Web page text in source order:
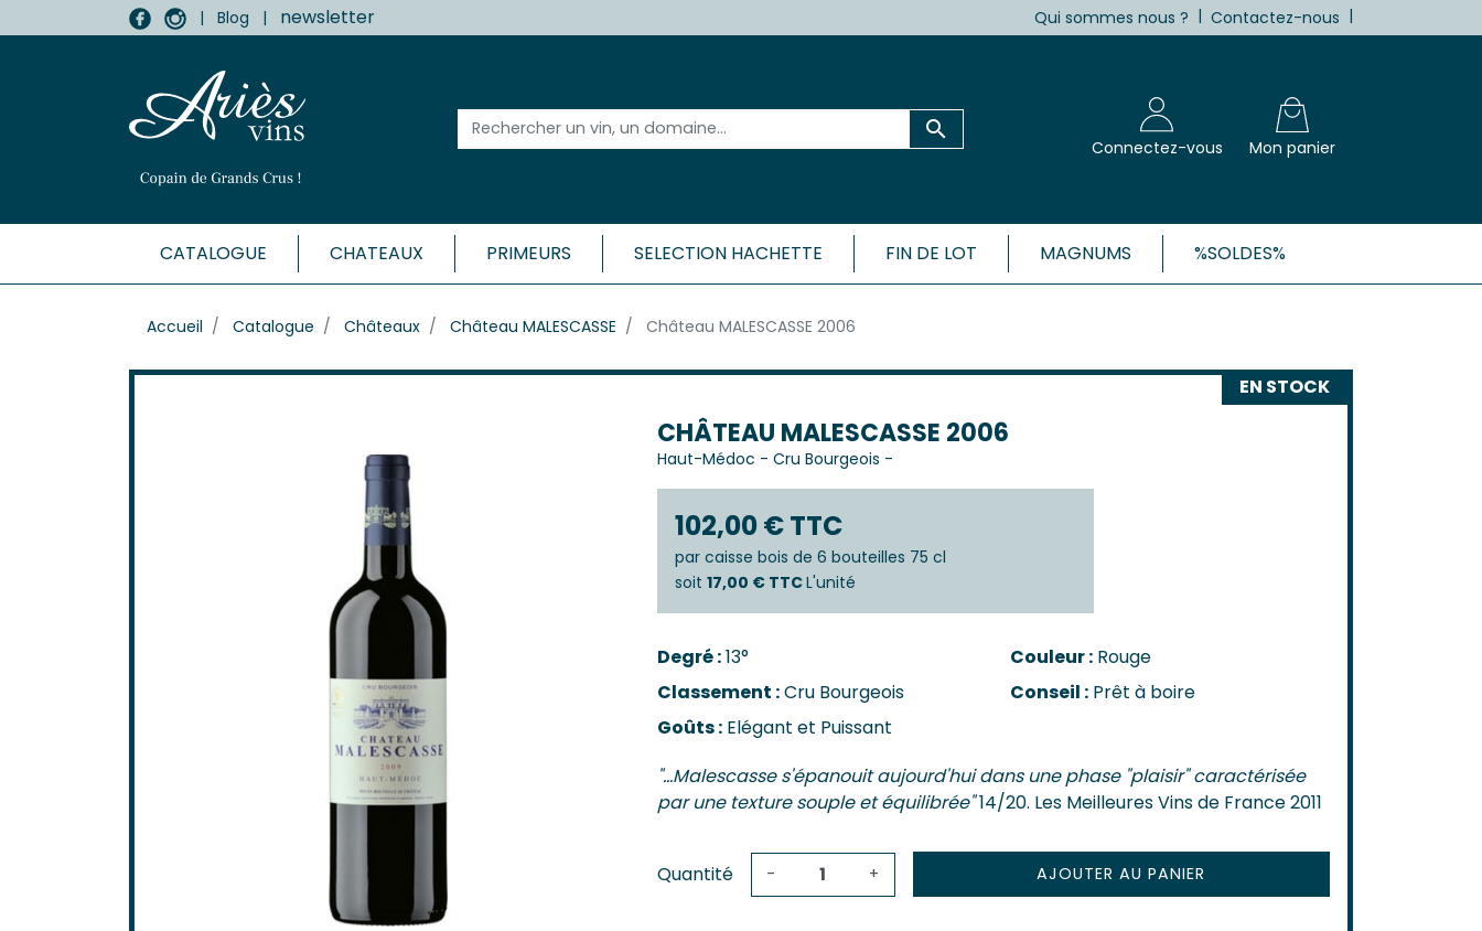
| Blog | newsletter |
Contactez-nous
|
Qui sommes nous ?

Connectez-vous Mon panier
CATALOGUE
Listrac-Médoc
GRAVES & PESSAC-LÉOGNAN
Graves
Pessac-Léognan
SAINT EMILION, POMEROL ET SATELLITES
Bordeaux Blanc
Bordeaux Rosé
Côtes-De-Bourg
Crémant de Bordeaux
Premières-Côtes-De-Bordeaux
SAUTERNAIS
Sauternes
CHATEAUX PRIMEURS SELECTION HACHETTE FIN DE LOT MAGNUMS %SOLDES%
Accueil Catalogue Châteaux Château MALESCASSE Château MALESCASSE 2006
EN STOCK
CHÂTEAU MALESCASSE 2006
Haut-Médoc - Cru Bourgeois -
102,00 € TTC
par caisse bois de 6 bouteilles 75 cl
soit 17,00 € TTCL'unité
Degré :13° Couleur : Rouge
Classement :Cru Bourgeois Conseil : Prêt à boire
Goûts : Elégant et Puissant
"...Malescasse s'épanouit aujourd'hui dans une phase "plaisir" caractérisée
par une texture souple et équilibrée"14/20. Les Meilleures Vins de France 2011
Quantité - + AJOUTER AU PANIER